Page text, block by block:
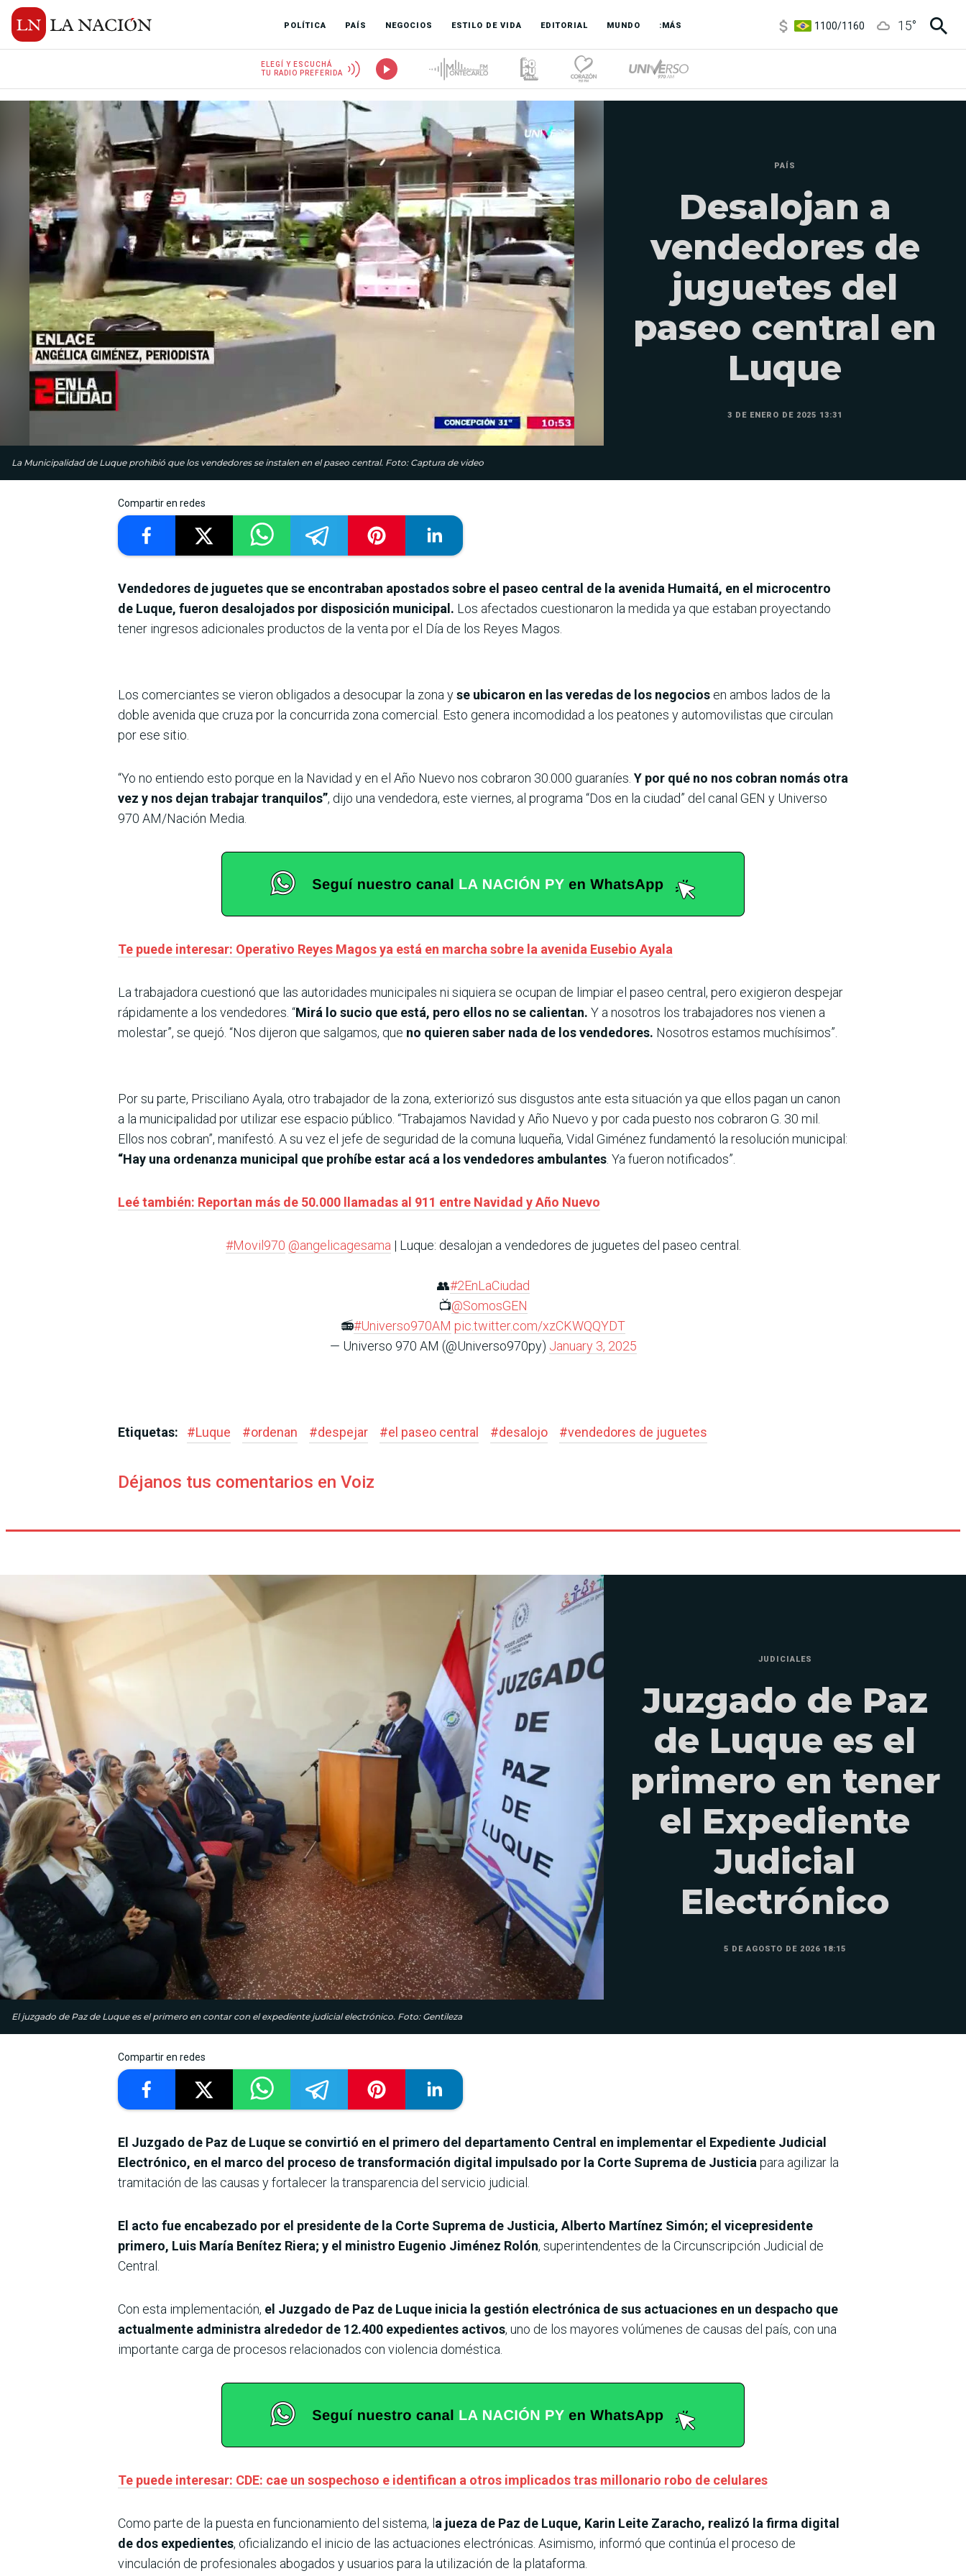
POLÍTICA PAÍS NEGOCIOS ESTILO DE VIDA EDITORIAL MUNDO :MÁS
3,8/4
15°
ELEGÍ Y ESCUCHÁ
TU RADIO PREFERIDA
La Municipalidad de Luque prohibió que los vendedores se instalen en el paseo central. Foto: Captura de video
PAÍS
Desalojan a
vendedores de
juguetes del
paseo central en
Luque
3 DE ENERO DE 2025 13:31
Compartir en redes
Vendedores de juguetes que se encontraban apostados sobre el paseo central de la avenida Humaitá, en el microcentro
de Luque, fueron desalojados por disposición municipal. Los afectados cuestionaron la medida ya que estaban proyectando
tener ingresos adicionales productos de la venta por el Día de los Reyes Magos.
Los comerciantes se vieron obligados a desocupar la zona yse ubicaron en las veredas de los negocios en ambos lados de la
doble avenida que cruza por la concurrida zona comercial. Esto genera incomodidad a los peatones y automovilistas que circulan
por ese sitio.
“Yo no entiendo esto porque en la Navidad y en el Año Nuevo nos cobraron 30.000 guaraníes. Y por qué no nos cobran nomás otra
vez y nos dejan trabajar tranquilos”, dijo una vendedora, este viernes, al programa “Dos en la ciudad” del canal GEN y Universo
970 AM/Nación Media.
Te puede interesar: Operativo Reyes Magos ya está en marcha sobre la avenida Eusebio Ayala
La trabajadora cuestionó que las autoridades municipales ni siquiera se ocupan de limpiar el paseo central, pero exigieron despejar
rápidamente a los vendedores. “Mirá lo sucio que está, pero ellos no se calientan. Y a nosotros los trabajadores nos vienen a
molestar”, se quejó. “Nos dijeron que salgamos, que no quieren saber nada de los vendedores. Nosotros estamos muchísimos”.
Por su parte, Prisciliano Ayala, otro trabajador de la zona, exteriorizó sus disgustos ante esta situación ya que ellos pagan un canon
a la municipalidad por utilizar ese espacio público. “Trabajamos Navidad y Año Nuevo y por cada puesto nos cobraron G. 30 mil.
Ellos nos cobran”, manifestó. A su vez el jefe de seguridad de la comuna luqueña, Vidal Giménez fundamentó la resolución municipal:
“Hay una ordenanza municipal que prohíbe estar acá a los vendedores ambulantes . Ya fueron notificados”.
Leé también: Reportan más de 50.000 llamadas al 911 entre Navidad y Año Nuevo
#Movil970 @angelicagesama | Luque: desalojan a vendedores de juguetes del paseo central.
👥#2EnLaCiudad
📺@SomosGEN
📻#Universo970AM pic.twitter.com/xzCKWQQYDT
— Universo 970 AM (@Universo970py) January 3, 2025
Etiquetas: #Luque #ordenan #despejar #el paseo central #desalojo #vendedores de juguetes
Déjanos tus comentarios en Voiz
El juzgado de Paz de Luque es el primero en contar con el expediente judicial electrónico. Foto: Gentileza
JUDICIALES
Juzgado de Paz
de Luque es el
primero en tener
el Expediente
Judicial
Electrónico
5 DE AGOSTO DE 2026 18:15
Compartir en redes
El Juzgado de Paz de Luque se convirtió en el primero del departamento Central en implementar el Expediente Judicial
Electrónico, en el marco del proceso de transformación digital impulsado por la Corte Suprema de Justicia para agilizar la
tramitación de las causas y fortalecer la transparencia del servicio judicial.
El acto fue encabezado por el presidente de la Corte Suprema de Justicia, Alberto Martínez Simón; el vicepresidente
primero, Luis María Benítez Riera; y el ministro Eugenio Jiménez Rolón, superintendentes de la Circunscripción Judicial de
Central.
Con esta implementación, el Juzgado de Paz de Luque inicia la gestión electrónica de sus actuaciones en un despacho que
actualmente administra alrededor de 12.400 expedientes activos, uno de los mayores volúmenes de causas del país, con una
importante carga de procesos relacionados con violencia doméstica.
Te puede interesar: CDE: cae un sospechoso e identifican a otros implicados tras millonario robo de celulares
Como parte de la puesta en funcionamiento del sistema, la jueza de Paz de Luque, Karin Leite Zaracho, realizó la firma digital
de dos expedientes, oficializando el inicio de las actuaciones electrónicas. Asimismo, informó que continúa el proceso de
vinculación de profesionales abogados y usuarios para la utilización de la plataforma.